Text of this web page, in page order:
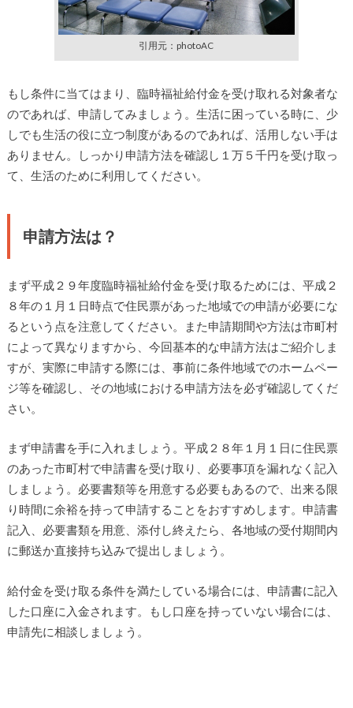
引用元：photoAC
もし条件に当てはまり、臨時福祉給付金を受け取れる対象者な
のであれば、申請してみましょう。生活に困っている時に、少
しでも生活の役に立つ制度があるのであれば、活用しない手は
ありません。しっかり申請方法を確認し１万５千円を受け取っ
て、生活のために利用してください。
申請方法は？
まず平成２９年度臨時福祉給付金を受け取るためには、平成２
８年の１月１日時点で住民票があった地域での申請が必要にな
るという点を注意してください。また申請期間や方法は市町村
によって異なりますから、今回基本的な申請方法はご紹介しま
すが、実際に申請する際には、事前に条件地域でのホームペー
ジ等を確認し、その地域における申請方法を必ず確認してくだ
さい。
まず申請書を手に入れましょう。平成２８年１月１日に住民票
のあった市町村で申請書を受け取り、必要事項を漏れなく記入
しましょう。必要書類等を用意する必要もあるので、出来る限
り時間に余裕を持って申請することをおすすめします。申請書
記入、必要書類を用意、添付し終えたら、各地域の受付期間内
に郵送か直接持ち込みで提出しましょう。
給付金を受け取る条件を満たしている場合には、申請書に記入
した口座に入金されます。もし口座を持っていない場合には、
申請先に相談しましょう。